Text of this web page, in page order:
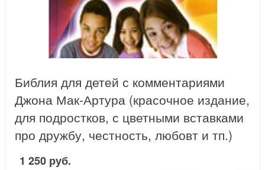
Библия для детей с комментариями
Джона Мак-Артура (красочное издание,
для подростков, с цветными вставками
про дружбу, честность, любовт и тп.)
1 250 руб.